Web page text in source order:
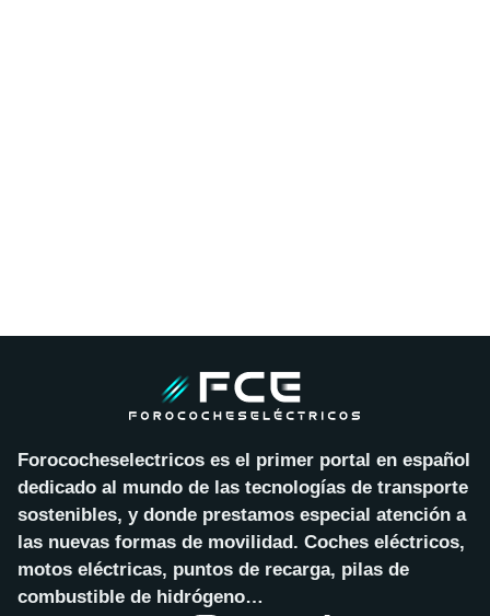
Forococheselectricos es el primer portal en español
dedicado al mundo de las tecnologías de transporte
sostenibles, y donde prestamos especial atención a
las nuevas formas de movilidad. Coches eléctricos,
motos eléctricas, puntos de recarga, pilas de
combustible de hidrógeno…